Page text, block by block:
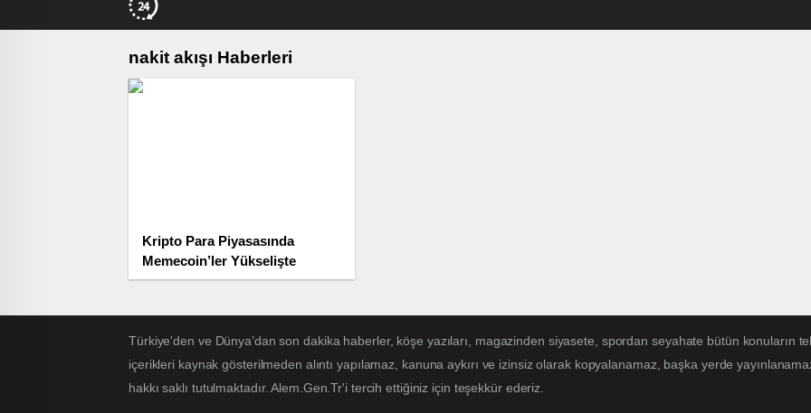
nakit akışı Haberleri
Kripto Para Piyasasında
Memecoin’ler Yükselişte
Türkiye'den ve Dünya’dan son dakika haberler, köşe yazıları, magazinden siyasete, spordan seyahate bütün konuların
içerikleri kaynak gösterilmeden alıntı yapılamaz, kanuna aykırı ve izinsiz olarak kopyalanamaz, başka yerde
hakkı saklı tutulmaktadır. Alem.Gen.Tr'i tercih ettiğiniz için teşekkür ederiz.